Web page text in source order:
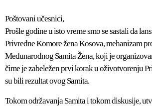
Poštovani učesnici,
Prošle godine u isto vreme smo se sastali da
Privredne Komore žena Kosova, mehanizam
Međunarodnog Samita Žena, koji je
čime je zabeležen prvi korak u oživotvorenju
su bili rezultat ovog Samita.
Tokom održavanja Samita i tokom diskusije,